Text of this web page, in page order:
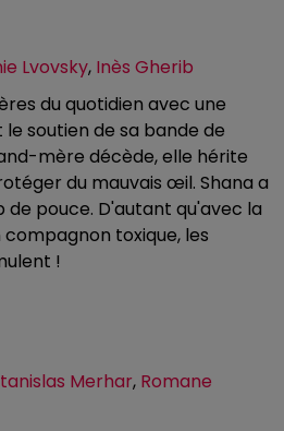
Lvovsky, Inès Gherib
du quotidien avec une
soutien de sa bande de
mère décède, elle hérite
du mauvais œil. Shana a
de pouce. D'autant qu'avec la
toxique, les
!
Merhar, Romane